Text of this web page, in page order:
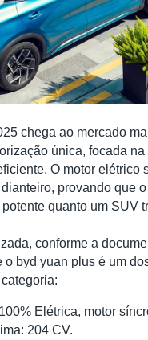
chega ao mercado
única, focada na
O motor elétrico
provando que
quanto um SUV
conforme a
o byd yuan plus é um
Elétrica, motor
204 CV.